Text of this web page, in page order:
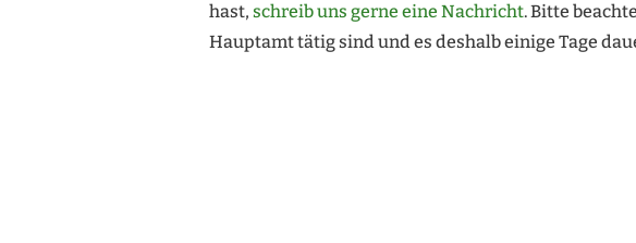
hast, schreib uns gerne eine Nachricht. Bitte
Hauptamt tätig sind und es deshalb einige Tage